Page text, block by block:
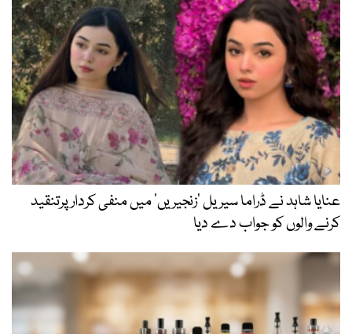
عنایا شاہد نے ڈراما سیریل ’زنجیریں‘ میں منفی کردار پرتنقید
کرنے والوں کو جواب دے دیا